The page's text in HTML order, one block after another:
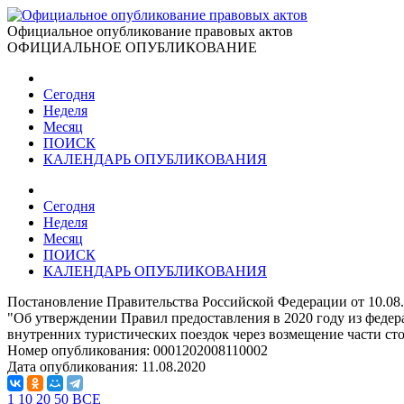
Официальное опубликование правовых актов
ОФИЦИАЛЬНОЕ ОПУБЛИКОВАНИЕ
Сегодня
Неделя
Месяц
ПОИСК
КАЛЕНДАРЬ ОПУБЛИКОВАНИЯ
Сегодня
Неделя
Месяц
ПОИСК
КАЛЕНДАРЬ ОПУБЛИКОВАНИЯ
Постановление Правительства Российской Федерации от
"Об утверждении Правил предоставления в 2020 году из
внутренних туристических поездок через возмещение части
Номер опубликования: 0001202008110002
Дата опубликования: 11.08.2020
1 10 20 50 ВСЕ